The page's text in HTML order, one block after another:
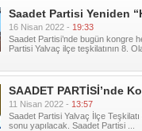
Saadet Partisi Yeniden
16 Nisan 2022 - 19:33
Saadet Partisi’nde bugün kongre
Partisi Yalvaç ilçe teşkilatının 8.
SAADET PARTİSİ’nde
11 Nisan 2022 - 13:57
Saadet Partisi Yalvaç İlçe
sonu yapılacak. Saadet Partisi ...